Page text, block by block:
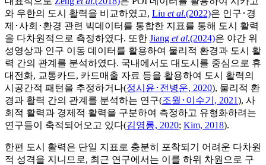
와 우한의 도시 활력을 비교하였고, Liu et al.(2022)은 인구･경
제･사회･환경 관련 빅데이터를 통합한 지표를 통해 도시 활력
을 다차원적으로 측정하였다. 또한 Jiang et al.(2024)은 야간 위
성영상과 인구 이동 데이터를 활용하여 물리적 환경과 도시 활
력 간의 관계를 분석하였다. 국내에서도 대도시를 중심으로 휴
대전화, 교통카드, 카드매출 자료 등을 활용하여 도시 활력의
시공간적 패턴을 추정하거나(정시윤･전병운, 2020), 물리적 환
경과 활력 간의 관계를 분석하는 연구(조월･이수기, 2021), 사
회적 활력과 경제적 활력을 구분하여 측정하고 유형화하려는
연구들이 축적되어오고 있다(김영롱, 2020; Kim, 2018).
한편 도시 활력은 단일 지표로 충분히 포착되기 어려운 다차원
적 성격을 지니므로, 최근 연구에서는 이를 하위 차원으로 구